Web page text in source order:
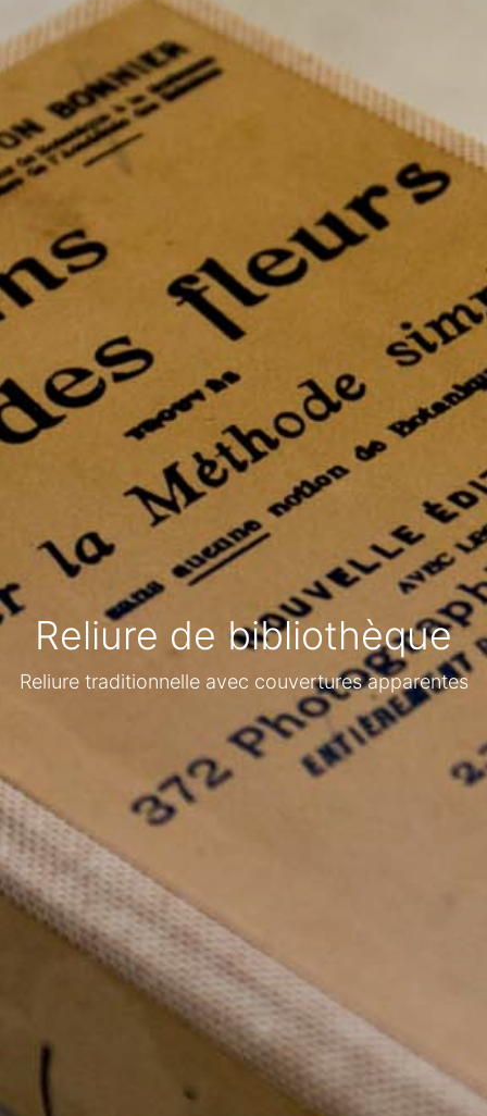
Reliure de bibliothèque
Reliure traditionnelle avec couvertures apparentes